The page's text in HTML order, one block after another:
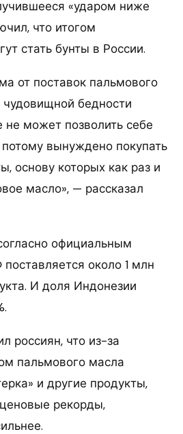
«ударом ниже
что итогом
стать бунты в России.
от поставок пальмового
бедности
не может позволить себе
вынуждено покупать
основу которых как раз и
масло», — рассказал
официальным
около 1 млн
И доля Индонезии
россиян, что из-за
пальмового масла
и другие продукты,
рекорды,